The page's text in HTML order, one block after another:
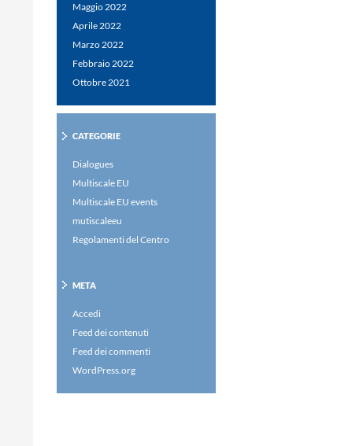
Maggio 2022
Aprile 2022
Marzo 2022
Febbraio 2022
Ottobre 2021
CATEGORIE
Dialogues
Multiscale EU
Multiscale EU events
mutiscaleeu
Regolamenti del Centro
META
Accedi
Feed dei contenuti
Feed dei commenti
WordPress.org